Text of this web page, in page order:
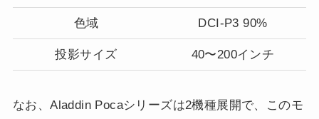
色域 DCI-P3 90%
投影サイズ 40〜200インチ
なお、Aladdin Pocaシリーズは2機種展開で、このモ